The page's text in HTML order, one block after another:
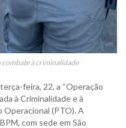
à criminalidade
feira, 22, a “Operação
à Criminalidade e à
Operacional (PTO). A
com sede em São